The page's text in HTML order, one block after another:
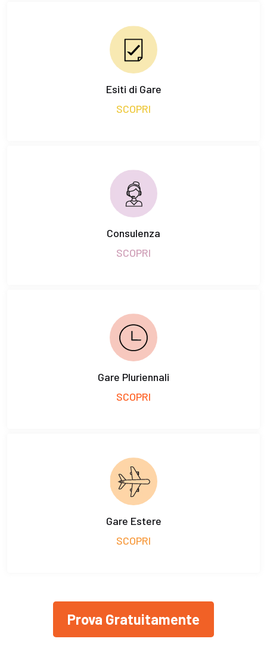
Esiti di Gare
SCOPRI
Consulenza
SCOPRI
Gare Pluriennali
SCOPRI
Gare Estere
SCOPRI
Prova Gratuitamente